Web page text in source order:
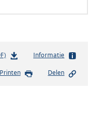
b
s
Informatie
Printen Delen